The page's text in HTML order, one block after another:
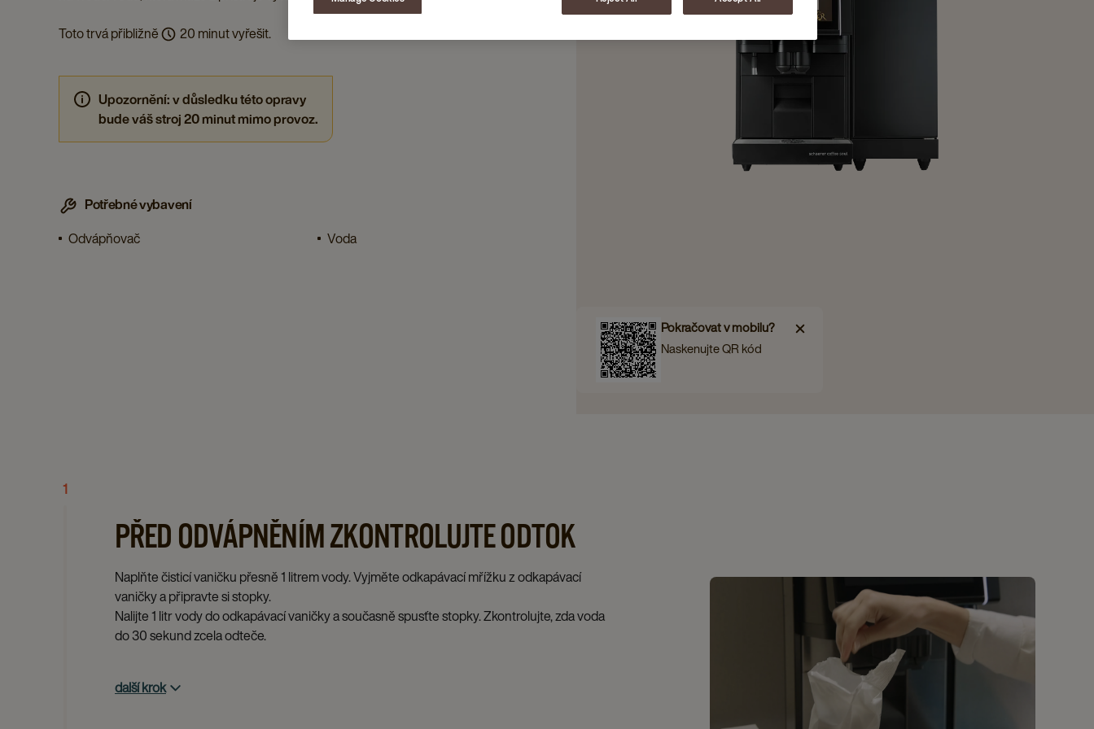
Toto trvá přibližně
20 minut vyřešit.
Upozornění: v důsledku této opravy
bude váš stroj 20 minut mimo provoz.
Potřebné vybavení
Odvápňovač
Voda
Pokračovat v mobilu?
Naskenujte QR kód
1
PŘED ODVÁPNĚNÍM ZKONTROLUJTE ODTOK
Naplňte čisticí vaničku přesně 1 litrem vody. Vyjměte odkapávací mřížku z odkapávací
vaničky a připravte si stopky.
Nalijte 1 litr vody do odkapávací vaničky a současně spusťte stopky. Zkontrolujte, zda voda
do 30 sekund zcela odteče.
další krok